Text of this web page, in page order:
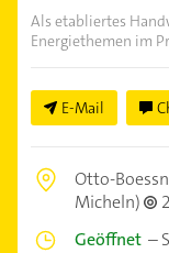
Als etabliertes
Energiethemen im
E-Mail
Otto-
Micheln)
Geöffnet –